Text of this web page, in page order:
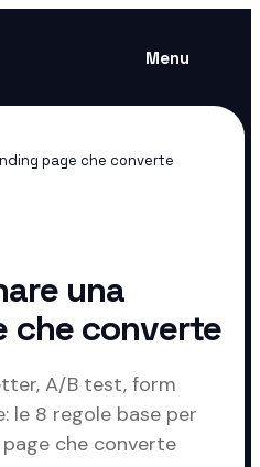
Menu
page che converte
una
che converte
A/B test, form
le 8 regole base per
che converte